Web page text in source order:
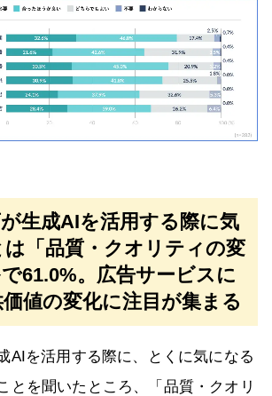
生成AIを活用する際に気
「品質・クオリティの変
61.0%。広告サービスに
値の変化に注目が集まる
AIを活用する際に、とくに気になる
とを聞いたところ、「品質・クオリ